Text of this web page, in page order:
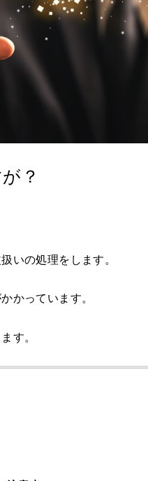
？
いの処理をします。
かっています。
す。